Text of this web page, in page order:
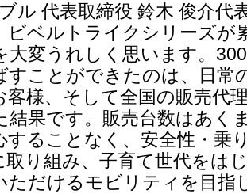
ル 代表取締役 鈴木 俊介代
ビベルトライクシリーズが
大変うれしく思います。
すことができたのは、日常
客様、そして全国の販売代
結果です。販売台数はあく
することなく、安全性・乗
取り組み、子育て世代をは
ただけるモビリティを目指